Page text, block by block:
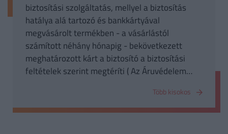
biztosítási szolgáltatás, mellyel a biztosítás
hatálya alá tartozó és bankkártyával
megvásárolt termékben - a vásárlástól
számított néhány hónapig - bekövetkezett
meghatározott kárt a biztosító a biztosítási
feltételek szerint megtéríti ( Az Áruvédelem
Több kisokos